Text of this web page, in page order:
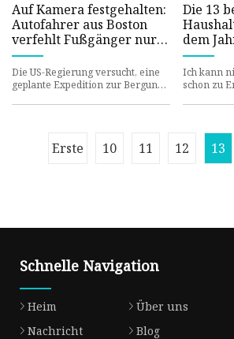
Auf Kamera festgehalten:
Autofahrer aus Boston
verfehlt Fußgänger nur
knapp
Die US-Regierung versucht, eine
geplante Expedition zur Bergung
Die 13
dem
Ich kann
schon zu
Erste 10 11 12 13
Schnelle Navigation
Heim Über uns
Nachricht
Blog